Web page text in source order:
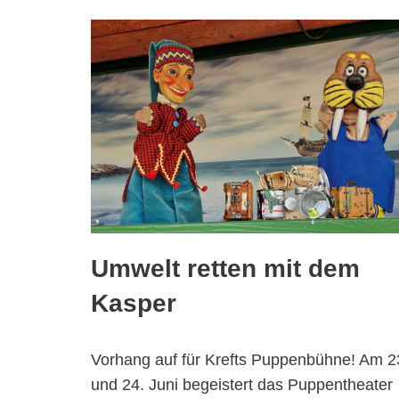
Umwelt retten mit dem
Kasper
Vorhang auf für Krefts Puppenbühne! Am
und 24. Juni begeistert das Puppentheater